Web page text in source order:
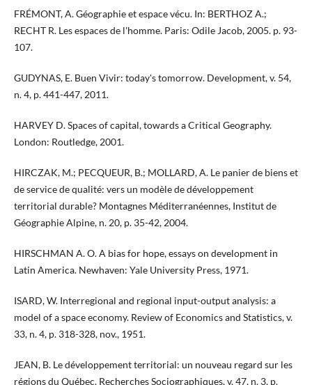
FRÉMONT, A. Géographie et espace vécu. In: BERTHOZ A.;
RECHT R. Les espaces de l'homme. Paris: Odile Jacob, 2005. p. 93-
107.
GUDYNAS, E. Buen Vivir: today's tomorrow. Development, v. 54,
n. 4, p. 441-447, 2011.
HARVEY D. Spaces of capital, towards a Critical Geography.
London: Routledge, 2001.
HIRCZAK, M.; PECQUEUR, B.; MOLLARD, A. Le panier de biens et
de service de qualité: vers un modèle de développement
territorial durable? Montagnes Méditerranéennes, Institut de
Géographie Alpine, n. 20, p. 35-42, 2004.
HIRSCHMAN A. O. A bias for hope, essays on development in
Latin America. Newhaven: Yale University Press, 1971.
ISARD, W. Interregional and regional input-output analysis: a
model of a space economy. Review of Economics and Statistics, v.
33, n. 4, p. 318-328, nov., 1951.
JEAN, B. Le développement territorial: un nouveau regard sur les
régions du Québec. Recherches Sociographiques, v. 47, n. 3, p.